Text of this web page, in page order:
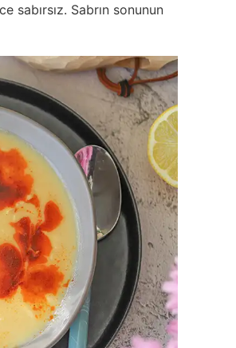
sabırsız. Sabrın sonunun